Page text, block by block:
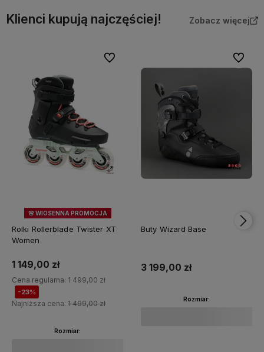
Klienci kupują najczęściej! Zobacz więcej
🌸 WIOSENNA PROMOCJA
Rolki Rollerblade Twister XT
Women
1 149,00 zł
Cena regularna: 1 499,00 zł
-23%
Najniższa cena: 1 499,00 zł
Rozmiar:
Do ulubionych
Buty Wizard Base
3 199,00 zł
Rozmiar:
Do